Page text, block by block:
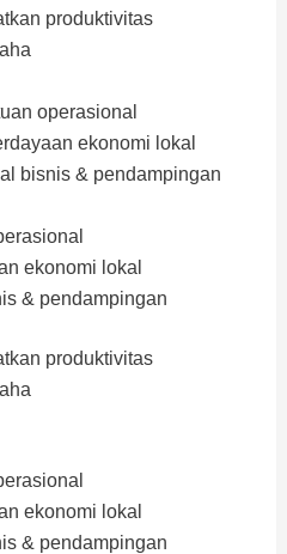
produktivitas
operasional
ekonomi lokal
bisnis & pendampingan
ekonomi lokal
& pendampingan
produktivitas
ekonomi lokal
& pendampingan